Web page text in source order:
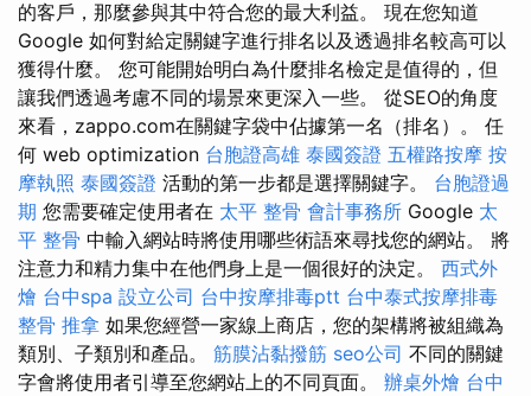
的客戶，那麼參與其中符合您的最大利益。 現在您知道
Google 如何對給定關鍵字進行排名以及透過排名較高可以
獲得什麼。 您可能開始明白為什麼排名檢定是值得的，但
讓我們透過考慮不同的場景來更深入一些。 從SEO的角度
來看，zappo.com在關鍵字袋中佔據第一名（排名）。 任
何 web optimization 台胞證高雄 泰國簽證 五權路按摩 按
摩執照 泰國簽證 活動的第一步都是選擇關鍵字。 台胞證過
期 您需要確定使用者在 太平 整骨 會計事務所 Google 太
平 整骨 中輸入網站時將使用哪些術語來尋找您的網站。 將
注意力和精力集中在他們身上是一個很好的決定。 西式外
燴 台中spa 設立公司 台中按摩排毒ptt 台中泰式按摩排毒
整骨 推拿 如果您經營一家線上商店，您的架構將被組織為
類別、子類別和產品。 筋膜沾黏撥筋 seo公司 不同的關鍵
字會將使用者引導至您網站上的不同頁面。 辦桌外燴 台中